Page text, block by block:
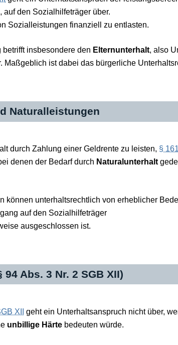
auf den Sozialhilfeträger über.
Sozialleistungen finanziell zu entlasten.
insbesondere den Elternunterhalt, also
Maßgeblich ist dabei das bürgerliche
Naturalleistungen
durch Zahlung einer Geldrente zu leisten, §
denen der Bedarf durch Naturalunterhalt
können unterhaltsrechtlich von erheblicher
auf den Sozialhilfeträger
ausgeschlossen ist.
Abs. 3 Nr. 2 SGB XII)
XII
geht ein Unterhaltsanspruch nicht über,
unbillige Härte bedeuten würde.